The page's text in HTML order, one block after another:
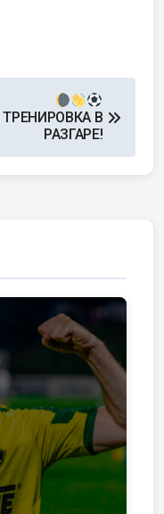
ТРЕНИРОВКА В
РАЗГАРЕ!